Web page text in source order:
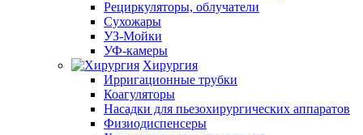
Рециркуляторы, облучатели
Сухожары
УЗ-Мойки
УФ-камеры
Хирургия
Ирригационные трубки
Коагуляторы
Насадки для пьезохирургических аппаратов
Физиодиспенсеры